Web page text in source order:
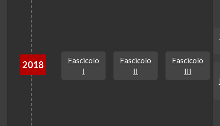
2018
Fascicolo
I
Fascicolo
II
Fascicolo
III